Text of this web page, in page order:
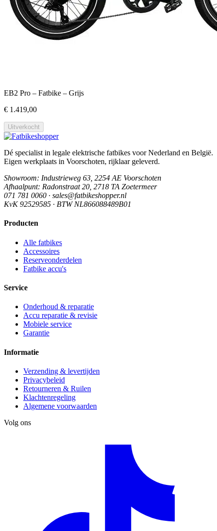
EB2 Pro – Fatbike – Grijs
€ 1.419,00
Uitverkocht
Dé specialist in legale elektrische fatbikes voor Nederland en België.
Eigen werkplaats in Voorschoten, rijklaar geleverd.
Showroom: Industrieweg 63, 2254 AE Voorschoten
Afhaalpunt: Radonstraat 20, 2718 TA Zoetermeer
071 781 0060 · sales@fatbikeshopper.nl
KvK 92529585 · BTW NL866088489B01
Producten
Alle fatbikes
Accessoires
Reserveonderdelen
Fatbike accu's
Service
Onderhoud & reparatie
Accu reparatie & revisie
Mobiele service
Garantie
Informatie
Verzending & levertijden
Privacybeleid
Retourneren & Ruilen
Klachtenregeling
Algemene voorwaarden
Volg ons